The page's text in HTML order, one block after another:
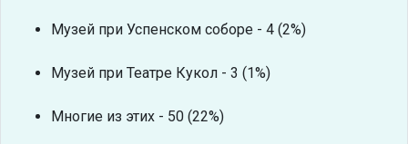
Музей при Успенском соборе - 4 (2%)
Музей при Театре Кукол - 3 (1%)
Многие из этих - 50 (22%)